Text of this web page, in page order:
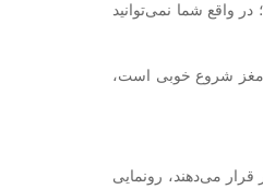
واقع شما نمی‌توانید
است. یادگیری استفاده از 6 محرک اولیه‌ی مغز شروع خوبی است،
می‌دهند، رونمایی